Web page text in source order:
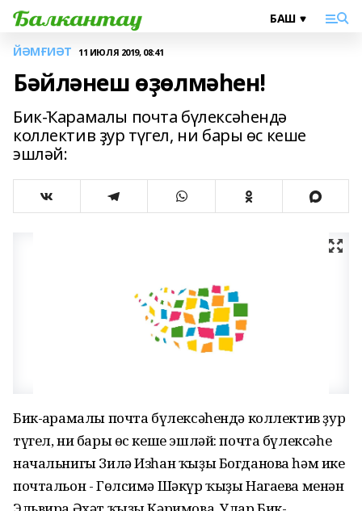
ЙӘМҒИӘТ 11 ИЮЛЯ 2019, 08:41
Бәйләнеш өҙөлмәһен!
Бик-Ҡарамалы почта бүлексәһендә
коллектив ҙур түгел, ни бары өс кеше
эшләй:
Бик-Ҡарамалы почта бүлексәһендә коллектив ҙур
түгел, ни бары өс кеше эшләй: почта бүлексәһе
начальнигы Зилә Изһан ҡыҙы Богданова һәм ике
почтальон - Гөлсимә Шәкүр ҡыҙы Нагаева менән